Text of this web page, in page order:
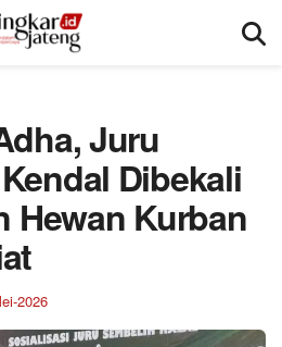
Juru
Dibekali
Hewan Kurban
2026